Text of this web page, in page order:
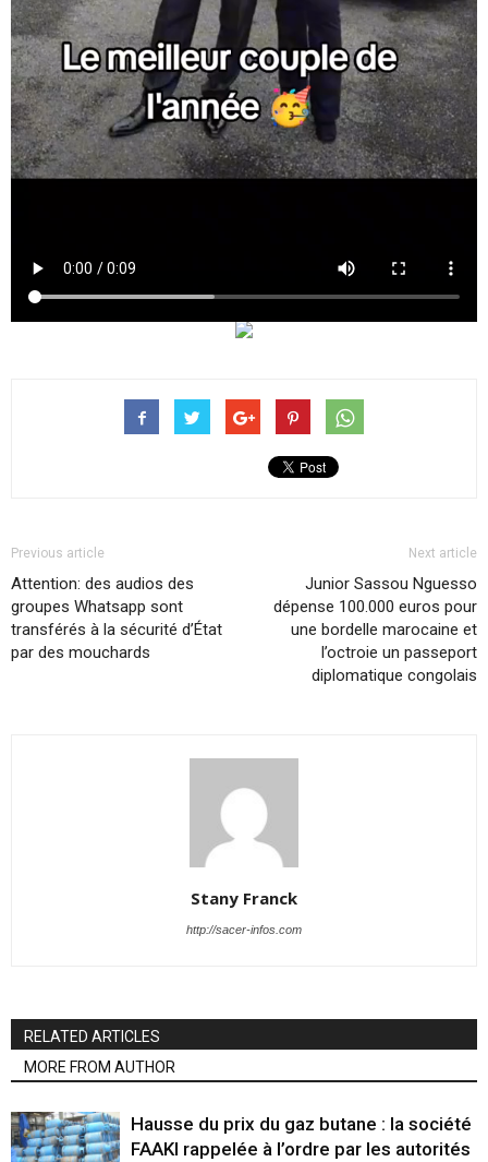
Previous article
Attention: des audios des
groupes Whatsapp sont
transférés à la sécurité d’État
par des mouchards
Next article
Junior Sassou Nguesso
dépense 100.000 euros pour
une bordelle marocaine et
l’octroie un passeport
diplomatique congolais
Stany Franck
http://sacer-infos.com
RELATED ARTICLES
MORE FROM AUTHOR
Hausse du prix du gaz butane : la société
FAAKI rappelée à l’ordre par les autorités